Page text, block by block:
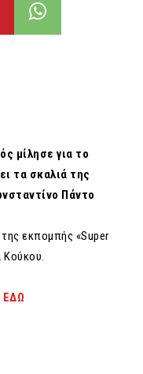
μίλησε για το
τα σκαλιά της
Πάντο
εκπομπής «Super
Κούκου.
ΕΔΩ